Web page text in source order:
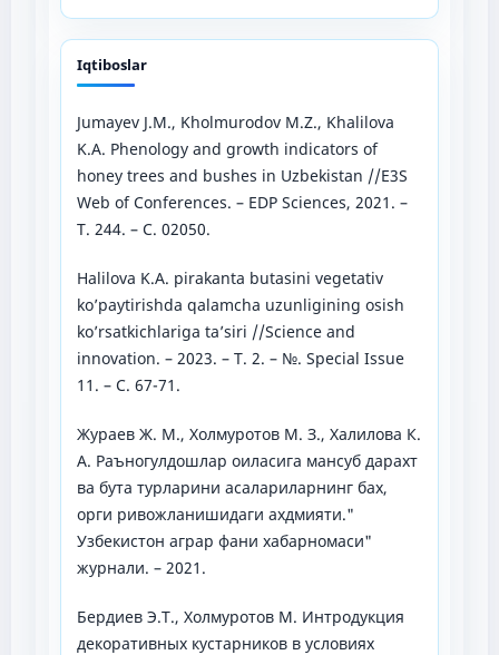
Iqtiboslar
Jumayev J.M., Kholmurodov M.Z., Khalilova
K.A. Phenology and growth indicators of
honey trees and bushes in Uzbekistan //E3S
Web of Conferences. – EDP Sciences, 2021. –
Т. 244. – С. 02050.
Halilova K.A. pirakanta butasini vegetativ
ko’paytirishda qalamcha uzunligining osish
ko’rsatkichlariga ta’siri //Science and
innovation. – 2023. – Т. 2. – №. Special Issue
11. – С. 67-71.
Жураев Ж. М., Холмуротов М. З., Халилова К.
А. Раъногулдошлар оиласига мансуб дарахт
ва бута турларини асалариларнинг бах,
орги ривожланишидаги ахдмияти."
Узбекистон aграр фани хабарномаси"
журнали. – 2021.
Бердиев Э.Т., Холмуротов М. Интродукция
декоративных кустарников в условиях